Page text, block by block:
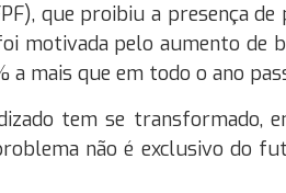
que proibiu a presença
motivada pelo aumento de
mais que em todo o ano
tem se transformado,
não é exclusivo do